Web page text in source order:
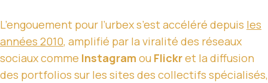
L’engouement pour l’urbex s’est accéléré depuis les
années 2010, amplifié par la viralité des réseaux
sociaux comme Instagram ou Flickret la diffusion
des portfolios sur les sites des collectifs spécialisés,